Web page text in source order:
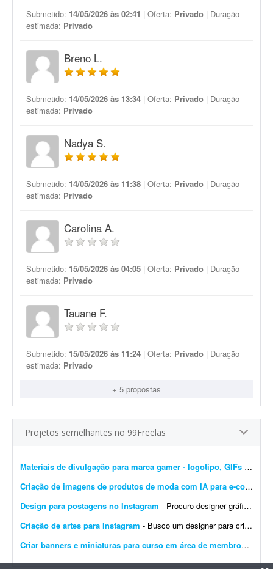
Submetido: 14/05/2026 às 02:41 | Oferta: Privado | Duração
estimada: Privado
Breno L.
Submetido: 14/05/2026 às 13:34 | Oferta: Privado | Duração
estimada: Privado
Nadya S.
Submetido: 14/05/2026 às 11:38 | Oferta: Privado | Duração
estimada: Privado
Carolina A.
Submetido: 15/05/2026 às 04:05 | Oferta: Privado | Duração
estimada: Privado
Tauane F.
Submetido: 15/05/2026 às 11:24 | Oferta: Privado | Duração
estimada: Privado
+ 5 propostas
Projetos semelhantes no 99Freelas
Materiais de divulgação para marca gamer - logotipo, GIFs e banners
Criação de imagens de produtos de moda com IA para e-commerce
Design para postagens no Instagram - Procuro designer gráfico para me ajudar nas postagens do meu Instagram profissional. Algumas já foram feitas por mim, mas precisam ser melhoradas. Algumas pretendo manter como est&ati...
Criação de artes para Instagram - Busco um designer para criação de artes para o Instagram. O designer receberá um calendário editorial já pronto, com direcionamento de headlines, subheadlines e ...
Criar banners e miniaturas para curso em área de membros
-